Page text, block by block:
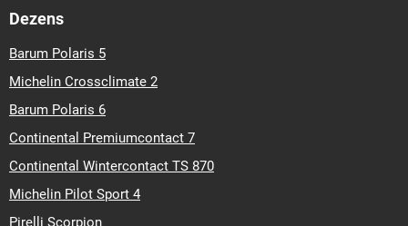
Dezens
Barum Polaris 5
Michelin Crossclimate 2
Barum Polaris 6
Continental Premiumcontact 7
Continental Wintercontact TS 870
Michelin Pilot Sport 4
Pirelli Scorpion